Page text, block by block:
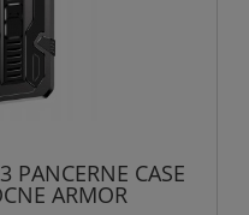
PANCERNE CASE
ARMOR